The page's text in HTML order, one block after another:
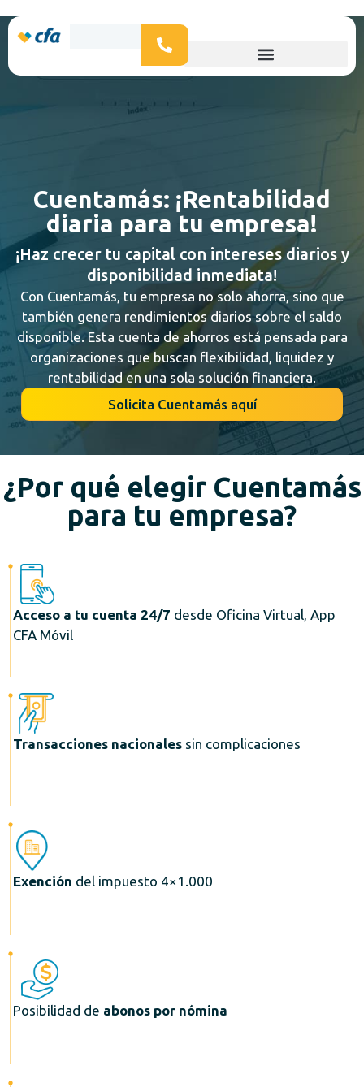
Cuentamás: ¡Rentabilidad
diaria para tu empresa!
¡Haz crecer tu capital con intereses diarios y
disponibilidad inmediata!
Con Cuentamás, tu empresa no solo ahorra, sino que
también genera rendimientos diarios sobre el saldo
disponible. Esta cuenta de ahorros está pensada para
organizaciones que buscan flexibilidad, liquidez y
rentabilidad en una sola solución financiera.
Solicita Cuentamás aquí
¿Por qué elegir Cuentamás
para tu empresa?
Acceso a tu cuenta 24/7 desde Oficina Virtual, App
CFA Móvil
Transacciones nacionales sin complicaciones
Exención del impuesto 4×1.000
Posibilidad de abonos por nómina